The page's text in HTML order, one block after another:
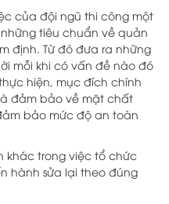
của đội ngũ thi công một
tiêu chuẩn về quản
định. Từ đó đưa ra những
mỗi khi có vấn đề nào đó
hiện, mục đích chính
đảm bảo về mặt chất
bảo mức độ an toàn
khác trong việc tổ chức
hành sửa lại theo đúng